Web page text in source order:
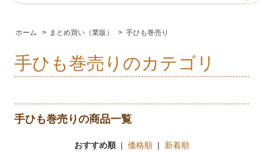
ホーム > まとめ買い（業販） > 手ひも巻売り
手ひも巻売りのカテゴリ
手ひも巻売りの商品一覧
おすすめ順| 価格順| 新着順